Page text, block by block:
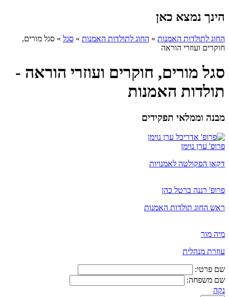
הינך נמצא כאן
החוג לתולדות האמנות » החוג לתולדות האמנות » סגל » סגל מורים,
חוקרים ועוזרי הוראה
סגל מורים, חוקרים ועוזרי הוראה -
תולדות האמנות
מבנה וממלאי תפקידים
פרופ' ערן נוימן
דקאן הפקולטה לאמנויות
פרופ' רננה ברטל כהן
ראש החוג תולדות האמנות
מיה מור
​עוזרת מנהלית
שם פרטי:
שם משפחה:
נקה